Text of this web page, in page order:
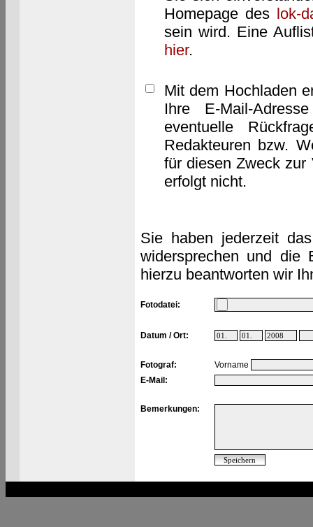
Homepage des lok-
sein wird. Eine
hier.
Mit dem Hochladen
Ihre E-Mail-
eventuelle
Redakteuren bzw.
für diesen Zweck zur
erfolgt nicht.
Sie haben jederzeit
widersprechen und die
hierzu beantworten wir
Fotodatei:
Datum / Ort:
Fotograf:
Vorname
E-Mail:
Bemerkungen: